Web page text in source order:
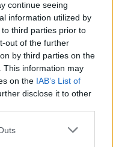
continue seeing
information utilized by
third parties prior to
out of the further
by third parties on the
This information may
on the IAB’s List of
disclose it to other
θα βρούμε
γεμάτος